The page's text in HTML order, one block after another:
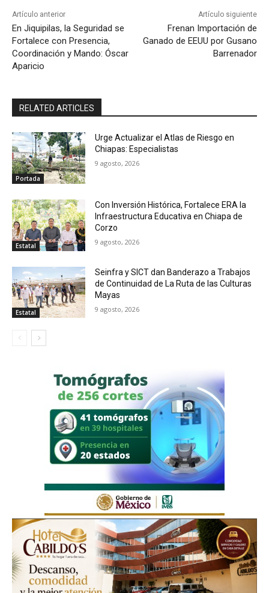
Artículo anterior
En Jiquipilas, la Seguridad se
Fortalece con Presencia,
Coordinación y Mando: Óscar
Aparicio
Artículo siguiente
Frenan Importación de
Ganado de EEUU por Gusano
Barrenador
RELATED ARTICLES
Portada
Urge Actualizar el Atlas de Riesgo en
Chiapas: Especialistas
9 agosto, 2026
Estatal
Con Inversión Histórica, Fortalece ERA la
Infraestructura Educativa en Chiapa de
Corzo
9 agosto, 2026
Estatal
Seinfra y SICT dan Banderazo a Trabajos
de Continuidad de La Ruta de las Culturas
Mayas
9 agosto, 2026